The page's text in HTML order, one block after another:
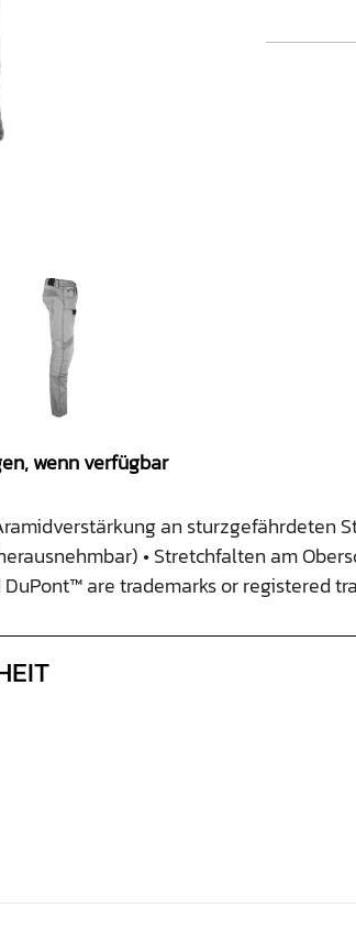
wenn verfügbar
an sturzgefährdeten
• Stretchfalten am
are trademarks or registered